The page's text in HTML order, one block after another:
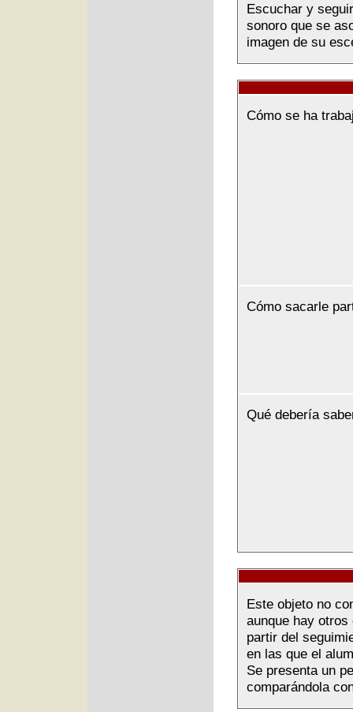
Escuchar y
sonoro que se
imagen de su
Cómo se ha
Cómo sacarle
Qué debería
Este objeto no
aunque hay
partir del
en las que el
Se presenta un
comparándola